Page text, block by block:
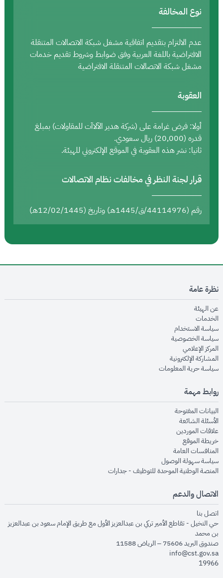
نوع المخالفة
عدم الالتزام بتقديم اتفاقية مشغل شبكة الاتصالات المتنقلة
الافتراضية باللغة العربية وفق ضوابط وشروط تقديم خدمات
مشغل شبكة الاتصالات المتنقلة الافتراضية
العقوبة
أولا: فرض غرامة على (شركة هدير الآلاآت للمقاولات) بمبلغ
قدره (20,000) ريال سعودي.
ثانيا: نشر هذه العقوبة في الموقع الإلكتروني للهيئة.
قرار لجنة النظر في مخالفات نظام الاتصالات
رقم (44114976/ق/1445هـ) وتاريخ (12/02/1445هـ)
نظرة عامة
عن الهيئةopens in new window
الخدماتopens in new window
سياسة الاستخدام
سياسة الخصوصيةopens in new window
المركز الإعلاميopens in new window
المشاركة الإلكترونيةopens in new window
سياسة حرية المعلوماتopens in new window
روابط مهمة
البيانات المفتوحةopens in new window
الأسئلة الشائعةopens in new window
علاقات الموردينopens in new window
خريطة الموقعopens in new window
المنافسات العامةopens in new window
سياسة سهولة الوصولopens in new window
المنصة الوطنية الموحدة للتوظيف - جداراتopens in new window
الاتصال والدعم
اتصل بنا
حي النخيل - تقاطع الأمير تركي بن عبدالعزيز الأول مع طريق الإمام سعود بن عبدالعزيز
بن محمد
صندوق البريد 75606 – الرياض 11588
info@cst.gov.sa
19966